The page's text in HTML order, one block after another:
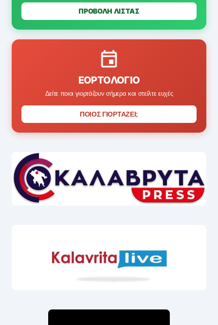
ΠΡΟΒΟΛΗ ΛΙΣΤΑΣ
ΕΟΡΤΟΛΌΓΙΟ
Δείτε ποιοι γιορτάζουν σήμερα και στείλτε ευχές
ΠΟΙΟΣ ΓΙΟΡΤΑΖΕΙ;